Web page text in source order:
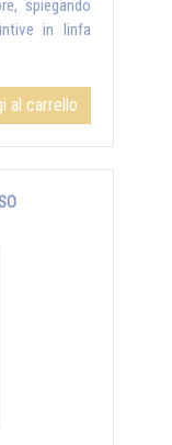
spiegando
in linfa
al carrello